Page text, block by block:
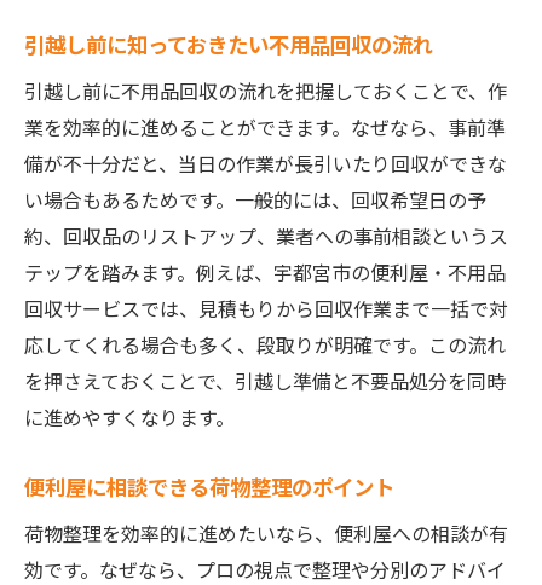
引越し前に知っておきたい不用品回収の流れ
引越し前に不用品回収の流れを把握しておくことで、作
業を効率的に進めることができます。なぜなら、事前準
備が不十分だと、当日の作業が長引いたり回収ができな
い場合もあるためです。一般的には、回収希望日の予
約、回収品のリストアップ、業者への事前相談というス
テップを踏みます。例えば、宇都宮市の便利屋・不用品
回収サービスでは、見積もりから回収作業まで一括で対
応してくれる場合も多く、段取りが明確です。この流れ
を押さえておくことで、引越し準備と不要品処分を同時
に進めやすくなります。
便利屋に相談できる荷物整理のポイント
荷物整理を効率的に進めたいなら、便利屋への相談が有
効です。なぜなら、プロの視点で整理や分別のアドバイ